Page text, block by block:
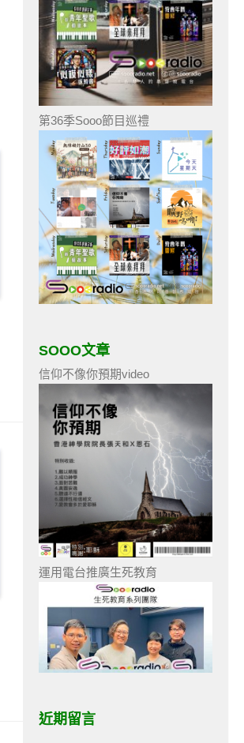
第36季Sooo節目巡禮
SOOO文章
信仰不像你預期video
運用電台推廣生死教育
近期留言